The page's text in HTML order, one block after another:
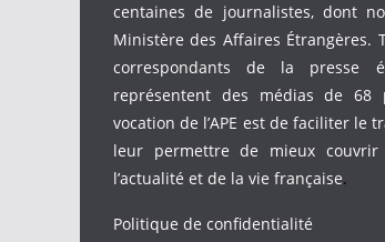
centaines de journalistes, dont
Ministère des Affaires Étrangères.
correspondants de la presse
représentent des médias de 68
vocation de l’APE est de faciliter le
leur permettre de mieux couvrir
l’actualité et de la vie française.
Politique de confidentialité